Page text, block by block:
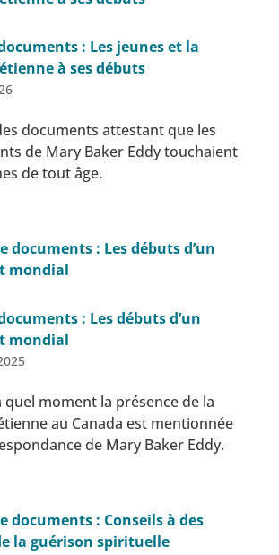
: Les jeunes et la
à ses débuts
documents attestant que les
de Mary Baker Eddy touchaient
de tout âge.
: Les débuts d’un
mondial
quel moment la présence de la
au Canada est mentionnée
de Mary Baker Eddy.